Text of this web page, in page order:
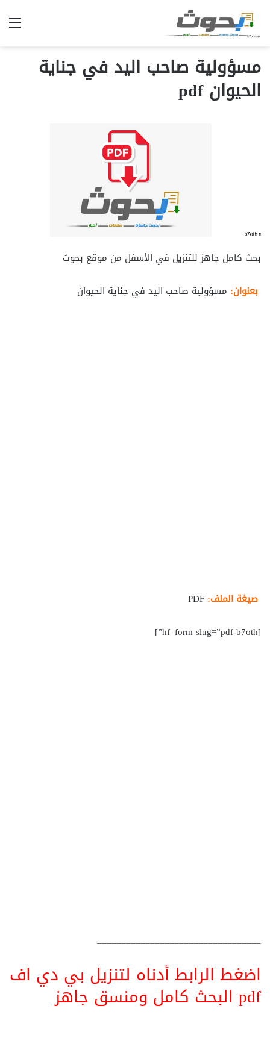
مسؤولية صاحب اليد في جناية
الحيوان pdf
بحث كامل جاهز للتنزيل في الأسفل من موقع بحوث
بعنوان: مسؤولية صاحب اليد في جناية الحيوان
صيغة الملف:
[hf_form slug=”pdf-b7oth”]
__________________________________
اضغط الرابط أدناه لتنزيل بي دي اف
pdf البحث كامل ومنسق جاهز